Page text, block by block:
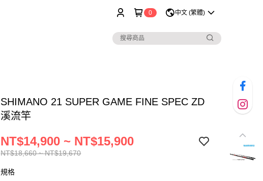
0 中文 (繁體)
SHIMANO 21 SUPER GAME FINE SPEC ZD
溪流竿
NT$18,660 ~ NT$19,670
NT$14,900 ~ NT$15,900
規格